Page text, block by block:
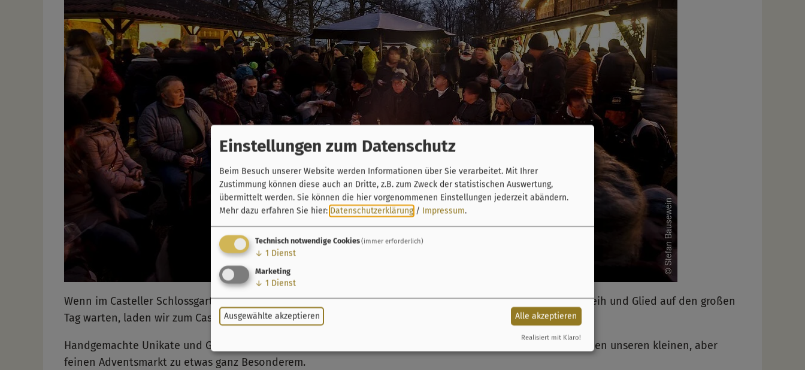
Wenn im Casteller Schlossgarten der Glühweinduft die Luft erfüllt, das Feuer flackert und Christbäume in Reih und Glied auf den großen
Tag warten, laden wir zum Casteller Adventsmarkt in unseren Schlossgarten ein.
Handgemachte Unikate und Geschenkideen, feine kulinarische Schätze und das besondere Ambiente machen unseren kleinen, aber
feinen Adventsmarkt zu etwas ganz Besonderem.
Einstellungen zum Datenschutz
Beim Besuch unserer Website werden Informationen über Sie verarbeitet. Mit Ihrer
Zustimmung können diese auch an Dritte, z.B. zum Zweck der statistischen Auswertung,
übermittelt werden. Sie können die hier vorgenommenen Einstellungen jederzeit abändern.
Mehr dazu erfahren Sie hier: Datenschutzerklärung / Impressum.
Technisch notwendige Cookies(immer erforderlich)
↓ 1 Dienst
Marketing
↓ 1 Dienst
Ausgewählte akzeptieren Alle akzeptieren
Realisiert mit Klaro!